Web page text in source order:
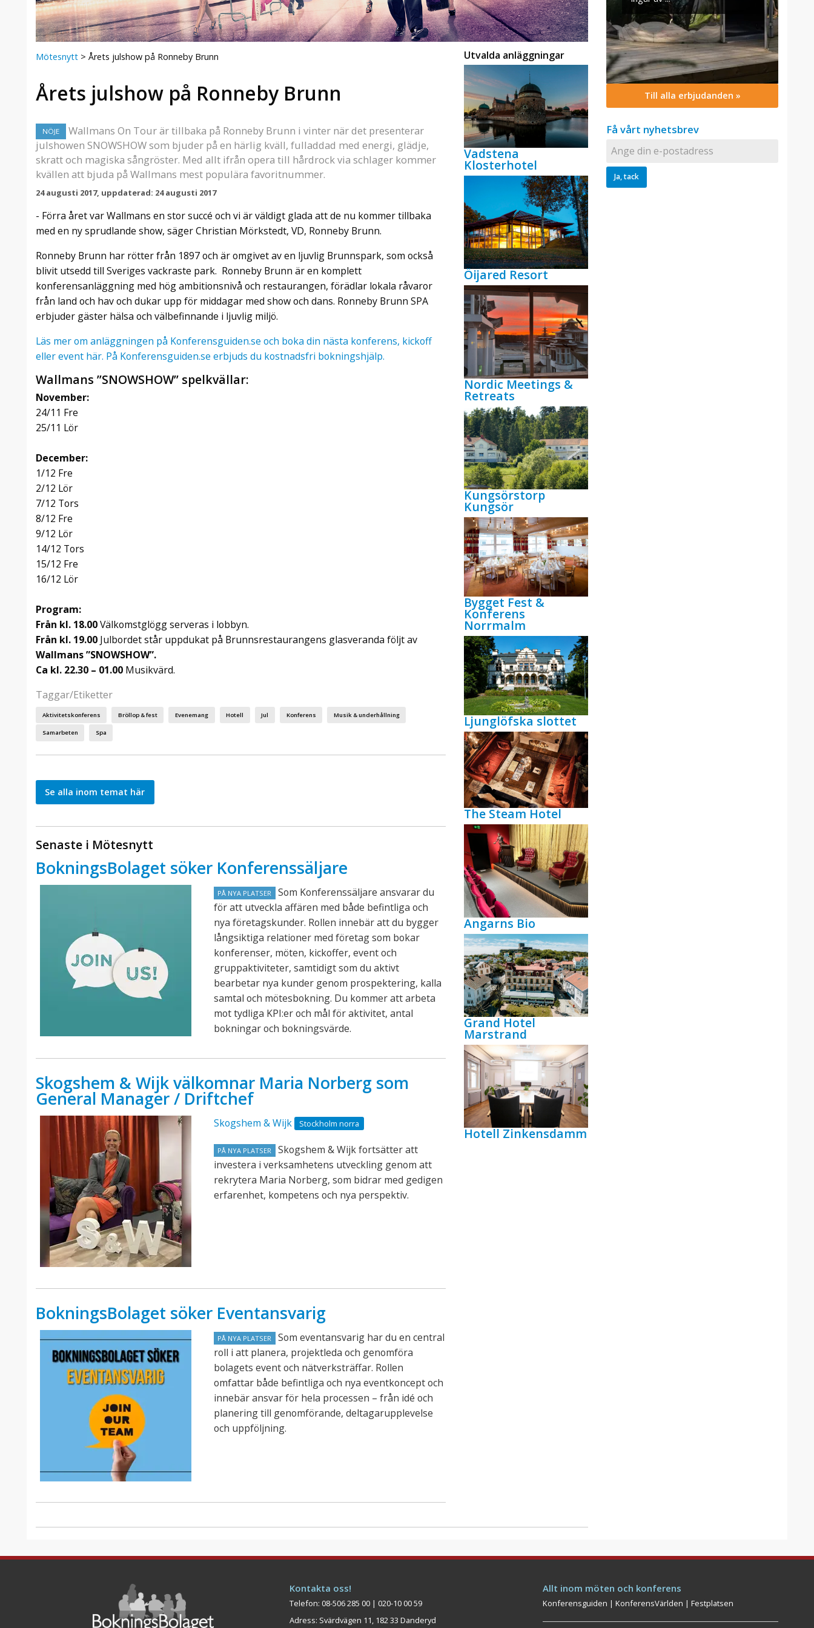
Mötesnytt > Årets julshow på Ronneby Brunn
Årets julshow på Ronneby Brunn
NÖJE
Wallmans On Tour är tillbaka på Ronneby Brunn i vinter när det presenterar
julshowen SNOWSHOW som bjuder på en härlig kväll, fulladdad med energi, glädje,
skratt och magiska sångröster. Med allt ifrån opera till hårdrock via schlager kommer
kvällen att bjuda på Wallmans mest populära favoritnummer.
24 augusti 2017, uppdaterad: 24 augusti 2017
- Förra året var Wallmans en stor succé och vi är väldigt glada att de nu kommer tillbaka
med en ny sprudlande show, säger Christian Mörkstedt, VD, Ronneby Brunn.
Ronneby Brunn har rötter från 1897 och är omgivet av en ljuvlig Brunnspark, som också
blivit utsedd till Sveriges vackraste park. Ronneby Brunn är en komplett
konferensanläggning med hög ambitionsnivå och restaurangen, förädlar lokala råvaror
från land och hav och dukar upp för middagar med show och dans. Ronneby Brunn SPA
erbjuder gäster hälsa och välbefinnande i ljuvlig miljö.
Läs mer om anläggningen på Konferensguiden.se och boka din nästa konferens, kickoff
eller event här. På Konferensguiden.se erbjuds du kostnadsfri bokningshjälp.
Wallmans ”SNOWSHOW” spelkvällar:
November:
24/11 Fre
25/11 Lör
December:
1/12 Fre
2/12 Lör
7/12 Tors
8/12 Fre
9/12 Lör
14/12 Tors
15/12 Fre
16/12 Lör
Program:
Från kl. 18.00Välkomstglögg serveras i lobbyn.
Från kl. 19.00 Julbordet står uppdukat på Brunnsrestaurangens glasveranda följt av
Wallmans ”SNOWSHOW”.
Ca kl. 22.30 – 01.00 Musikvärd.
Taggar/Etiketter
Aktivitetskonferens Bröllop & fest Evenemang Hotell Jul Konferens Musik & underhållning
Samarbeten Spa
Se alla inom temat här
Senaste i Mötesnytt
BokningsBolaget söker Konferenssäljare
PÅ NYA PLATSER
Som Konferenssäljare ansvarar du
för att utveckla affären med både befintliga och
nya företagskunder. Rollen innebär att du bygger
långsiktiga relationer med företag som bokar
konferenser, möten, kickoffer, event och
gruppaktiviteter, samtidigt som du aktivt
bearbetar nya kunder genom prospektering, kalla
samtal och mötesbokning. Du kommer att arbeta
mot tydliga KPI:er och mål för aktivitet, antal
bokningar och bokningsvärde.
Skogshem & Wijk välkomnar Maria Norberg som
General Manager / Driftchef
Skogshem & Wijk Stockholm norra
PÅ NYA PLATSER
Skogshem & Wijk fortsätter att
investera i verksamhetens utveckling genom att
rekrytera Maria Norberg, som bidrar med gedigen
erfarenhet, kompetens och nya perspektiv.
BokningsBolaget söker Eventansvarig
PÅ NYA PLATSER
Som eventansvarig har du en central
roll i att planera, projektleda och genomföra
bolagets event och nätverksträffar. Rollen
omfattar både befintliga och nya eventkoncept och
innebär ansvar för hela processen – från idé och
planering till genomförande, deltagarupplevelse
och uppföljning.
Utvalda anläggningar
Vadstena
Klosterhotel
Öijared Resort
Nordic Meetings &
Retreats
Kungsörstorp
Kungsör
Bygget Fest &
Konferens
Norrmalm
Ljunglöfska slottet
The Steam Hotel
Angarns Bio
Grand Hotel
Marstrand
Hotell Zinkensdamm
Till alla erbjudanden »
Få vårt nyhetsbrev
Kontakta oss!
Telefon: 08-506 285 00 | 020-10 00 59
Adress: Svärdvägen 11, 182 33 Danderyd
Allt inom möten och konferens
Konferensguiden |KonferensVärlden |Festplatsen